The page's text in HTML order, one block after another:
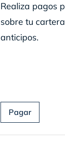
Realiza pagos
sobre tu
anticipos.
Pagar